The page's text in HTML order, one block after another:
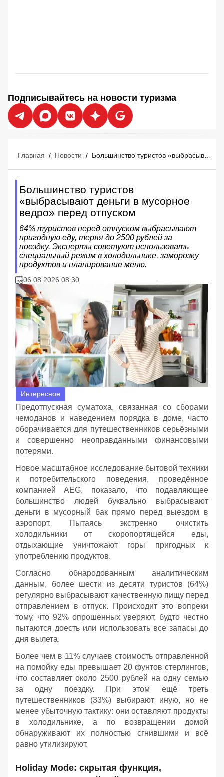
Подписывайтесь на новости туризма
Главная / Новости /
Большинство туристов
«выбрасывают деньги в мусорное
ведро» перед отпуском
64% туристов перед отпуском выбрасывают
пригодную еду, теряя до 2500 рублей за
поездку. Эксперты советуют использовать
специальный режим в холодильнике, заморозку
продуктов и планирование меню.
06.08.2026 08:30
Интересное
Предотпускная суматоха, связанная со сборами
чемоданов и наведением порядка в доме, часто
оборачивается для путешественников серьёзными
и совершенно неоправданными финансовыми
потерями.
Новое масштабное исследование бытовой техники
и потребительского поведения, проведённое
компанией AEG, показало, что подавляющее
большинство людей буквально выбрасывают
деньги в мусорный бак прямо перед выездом в
аэропорт. Пытаясь экстренно очистить
холодильники от скоропортящейся еды,
отдыхающие уничтожают горы пригодных к
употреблению продуктов.
Согласно обнародованным аналитическим
данным, более шести из десяти туристов (64%)
регулярно выбрасывают качественную пищу перед
отправлением в отпуск. Происходит это вопреки
тому, что 92% опрошенных уверяют, будто честно
пытаются доесть или использовать все запасы до
дня вылета.
Более чем в 11% случаев стоимость отправленной
на помойку еды превышает 20 фунтов стерлингов,
что составляет около 2500 рублей на одну семью
за одну поездку. При этом ещё треть
путешественников (33%) выбирают иную, но не
менее убыточную тактику: они оставляют продукты
в холодильнике, а по возвращении домой
обнаруживают их полностью сгнившими и всё
равно утилизируют.
Holiday Mode: скрытая функция,